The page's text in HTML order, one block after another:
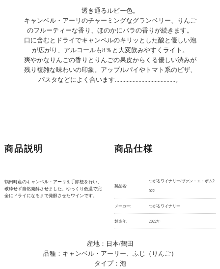
透き通るルビー色。
キャンベル・アーリのチャーミングなグランベリー、りんご
のフルーティーな香り、ほのかにバラの香りが続きます。
口に含むとドライでキャンベルのキリッとした酸と優しい泡
が広がり、アルコールも8％と大変飲みやすくライト。
爽やかなりんごの香りとりんごの果皮からくる優しい渋みが
残り複雑な味わいの印象。アップルパイやトマト系のピザ、
パスタなどによく合います.........................................。
商品説明
鶴田町産のキャンベル・アーリを手除梗を行い、
破砕せず自然発酵させました。ゆっくり低温で完
全にドライになるまで発酵させたワインです。
商品仕様
製品名:
つがるワイナリー/ヴァン・エ・ポム2
022
メーカー: つがるワイナリー
製造年: 2022年
産地：日本/鶴田
品種：キャンベル・アーリー、ふじ（りんご）
タイプ：泡